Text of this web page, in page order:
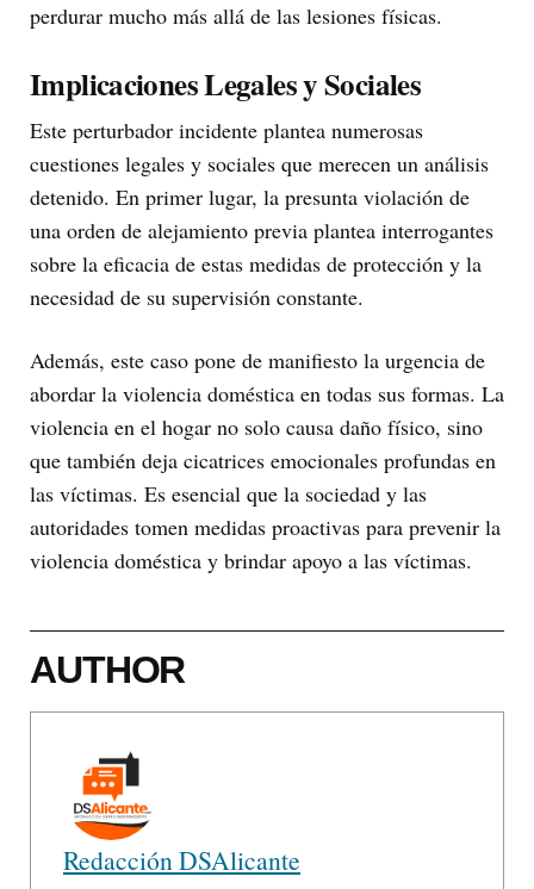
perdurar mucho más allá de las lesiones físicas.
Implicaciones Legales y Sociales
Este perturbador incidente plantea numerosas
cuestiones legales y sociales que merecen un análisis
detenido. En primer lugar, la presunta violación de
una orden de alejamiento previa plantea interrogantes
sobre la eficacia de estas medidas de protección y la
necesidad de su supervisión constante.
Además, este caso pone de manifiesto la urgencia de
abordar la violencia doméstica en todas sus formas. La
violencia en el hogar no solo causa daño físico, sino
que también deja cicatrices emocionales profundas en
las víctimas. Es esencial que la sociedad y las
autoridades tomen medidas proactivas para prevenir la
violencia doméstica y brindar apoyo a las víctimas.
AUTHOR
Redacción DSAlicante